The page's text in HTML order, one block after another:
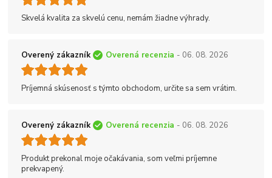
Skvelá kvalita za skvelú cenu, nemám žiadne výhrady.
Overený zákazník Overená recenzia - 06. 08. 2026
Príjemná skúsenosť s týmto obchodom, určite sa sem vrátim.
Overený zákazník Overená recenzia - 06. 08. 2026
Produkt prekonal moje očakávania, som veľmi príjemne
prekvapený.